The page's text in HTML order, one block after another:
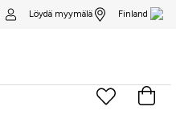
Löydä myymälä Finland